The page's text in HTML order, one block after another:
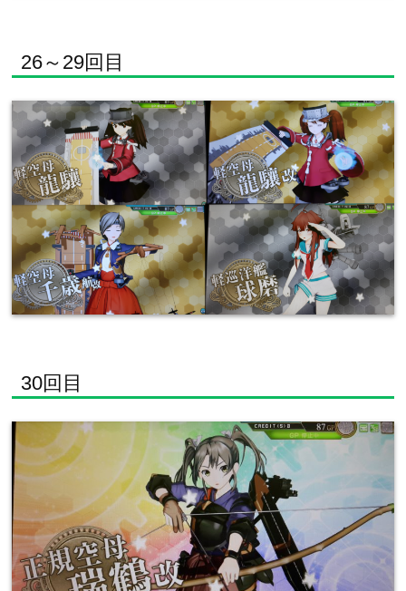
26～29回目
30回目